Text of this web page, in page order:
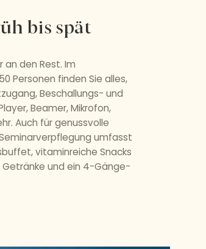
bis spät
an den Rest. Im
Personen finden Sie alles,
Beschallungs- und
Beamer, Mikrofon,
Auch für genussvolle
umfasst
vitaminreiche Snacks
Getränke und ein 4-Gänge-